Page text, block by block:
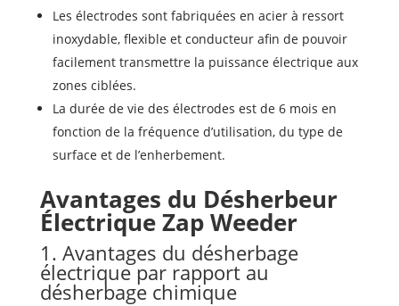
Les électrodes sont fabriquées en acier à ressort
inoxydable, flexible et conducteur afin de pouvoir
facilement transmettre la puissance électrique aux
zones ciblées.
La durée de vie des électrodes est de 6 mois en
fonction de la fréquence d’utilisation, du type de
surface et de l’enherbement.
Avantages du Désherbeur
Électrique Zap Weeder
1. Avantages du désherbage
électriquepar rapport au
désherbage chimique